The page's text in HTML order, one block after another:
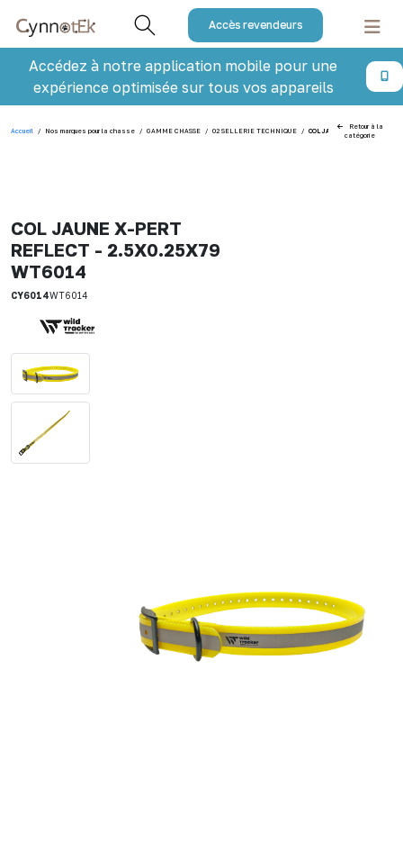
Accès revendeurs
Accédez à notre application mobile pour une
expérience optimisée sur tous vos appareils
Accueil / Nos marques pour la chasse / GAMME CHASSE / 02 SELLERIE TECHNIQUE / COL JAUNE X-PERT
Retour à la
catégorie
COL JAUNE X-PERT
REFLECT - 2.5X0.25X79
WT6014
CY6014WT6014